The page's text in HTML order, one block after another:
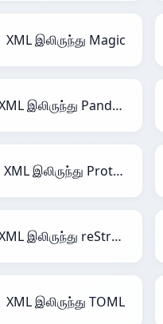
XML இலிருந்து Magic
XML இலிருந்து PandasDataFrame
XML இலிருந்து Protobuf
XML இலிருந்து reStructuredText
XML இலிருந்து TOML